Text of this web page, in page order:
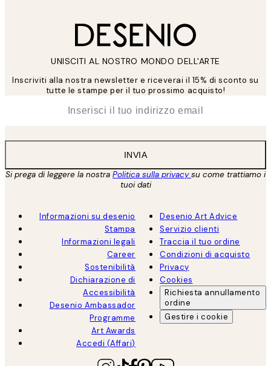
UNISCITI AL NOSTRO MONDO DELL'ARTE
Inscriviti alla nostra newsletter e riceverai il 15% di sconto su
tutte le stampe per il tuo prossimo acquisto!
INVIA
Si prega di leggere la nostra Politica sulla privacysu come trattiamo i
tuoi dati
Informazioni su desenio
Stampa
Informazioni legali
Career
Sostenibilità
Dichiarazione di
Accessibilità
Desenio Ambassador
Programme
Art Awards
Accedi (Affari)
Desenio Art Advice
Servizio clienti
Traccia il tuo ordine
Condizioni di acquisto
Privacy
Cookies
Richiesta annullamento
ordine
Gestire i cookie